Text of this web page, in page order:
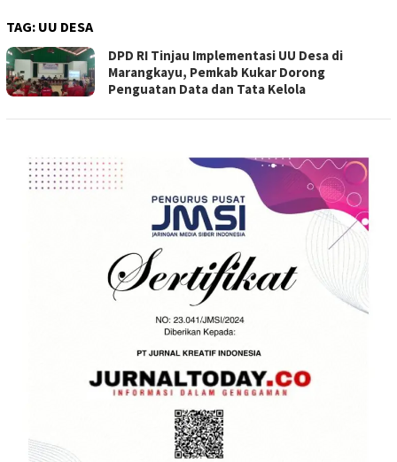
TAG: UU DESA
DPD RI Tinjau Implementasi UU Desa di
Marangkayu, Pemkab Kukar Dorong
Penguatan Data dan Tata Kelola